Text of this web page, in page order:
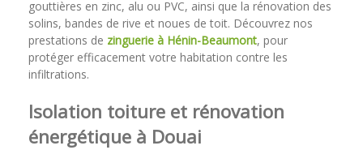
gouttières en zinc, alu ou PVC, ainsi que la rénovation des
solins, bandes de rive et noues de toit. Découvrez nos
prestations de zinguerie à Hénin-Beaumont, pour
protéger efficacement votre habitation contre les
infiltrations.
Isolation toiture et rénovation
énergétique à Douai